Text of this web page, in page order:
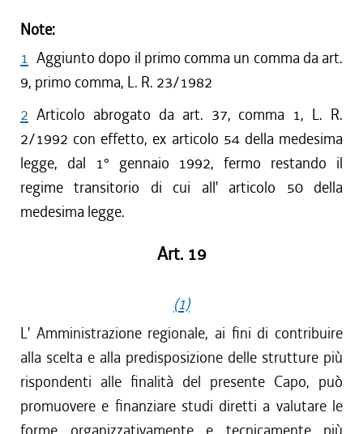
Note:
1 Aggiunto dopo il primo comma un comma da art.
9, primo comma, L. R. 23/1982
2 Articolo abrogato da art. 37, comma 1, L. R.
2/1992 con effetto, ex articolo 54 della medesima
legge, dal 1° gennaio 1992, fermo restando il
regime transitorio di cui all' articolo 50 della
medesima legge.
Art. 19
(1)
L' Amministrazione regionale, ai fini di contribuire
alla scelta e alla predisposizione delle strutture più
rispondenti alle finalità del presente Capo, può
promuovere e finanziare studi diretti a valutare le